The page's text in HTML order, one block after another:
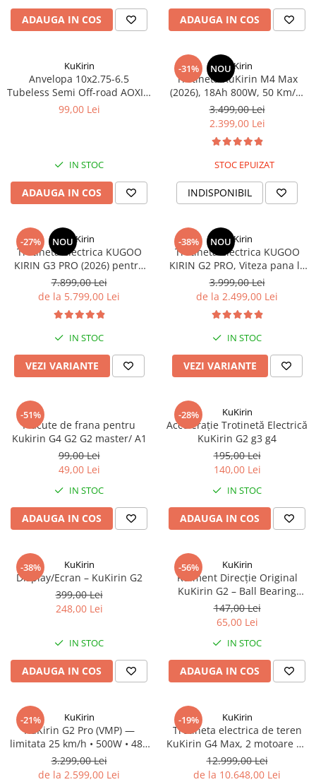
Pliere, pasadores & tije
Crickuri / suporturi parcare
Transmisii & lanțuri
Claxoane / sonerii (timbres)
Plăcuțe de frână
Etrieri
Cabluri de frână
Consumabile & Unelte
Conectori
Organizatoare cabluri
Unelte & truse
Adezivi & pastă termoconductoare
Șuruburi / kituri prindere
ADAUGA IN COS ADAUGA IN COS
KuKirin
Anvelopa 10x2.75-6.5
Tubeless Semi Off-road AOXIN
- KUKIRIN G2, G2 Master, A1,
99,00 Lei
IN STOC
ADAUGA IN COS
-31% NOUKuKirin
Trotineta KuKirin M4 Max
(2026), 18Ah 800W, 50 Km/h,
Chei 10inch Off-Road
3.499,00 Lei
2.399,00 Lei
STOC EPUIZAT
INDISPONIBIL
-27% NOUKuKirin
Trotineta Electrica KUGOO
KIRIN G3 PRO (2026) pentru
Teren Accidentat (Off-Road
Electric Scooter) - Motor Dual
2x1200W, Autonomie de
80km, Viteză Până la 65km/h,
Baterie 52V 23.2Ah
7.899,00 Lei
de la 5.799,00 Lei
IN STOC
VEZI VARIANTE
-38% NOUKuKirin
Trotineta Electrica KUGOO
KIRIN G2 PRO, Viteza pana la
45km/h, Autonomie 55Km,
Motor 600W, 48V 15Ah
3.999,00 Lei
de la 2.499,00 Lei
IN STOC
VEZI VARIANTE
-51%
Placute de frana pentru
Kukirin G4 G2 G2 master/ A1
99,00 Lei
49,00 Lei
IN STOC
ADAUGA IN COS
-28% KuKirin
Accelerație Trotinetă Electrică
KuKirin G2 g3 g4
195,00 Lei
140,00 Lei
IN STOC
ADAUGA IN COS
-38% KuKirin
Display/Ecran – KuKirin G2
399,00 Lei
248,00 Lei
IN STOC
ADAUGA IN COS
-56% KuKirin
Rulment Direcție Original
KuKirin G2 – Ball Bearing
pentru Trotinetă Electrică
147,00 Lei
65,00 Lei
IN STOC
ADAUGA IN COS
-21% KuKirin
KuKirin G2 Pro (VMP) —
limitata 25 km/h • 500W • 48V
15.6Ah • Omologata DGT
3.299,00 Lei
de la 2.599,00 Lei
-19% KuKirin
Trotineta electrica de teren
KuKirin G4 Max, 2 motoare de
1600W, autonomie max 95
km, viteza maxima 86 km/h
12.999,00 Lei
de la 10.648,00 Lei